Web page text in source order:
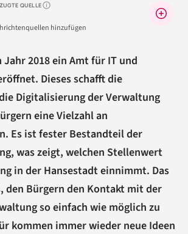
QUELLEWarum lohnt sich das?
hinzufügen
2018 ein Amt für IT und
Dieses schafft die
Digitalisierung der Verwaltung
eine Vielzahl an
Es ist fester Bestandteil der
was zeigt, welchen Stellenwert
in der Hansestadt einnimmt. Das
den Bürgern den Kontakt mit der
so einfach wie möglich zu
kommen immer wieder neue Ideen